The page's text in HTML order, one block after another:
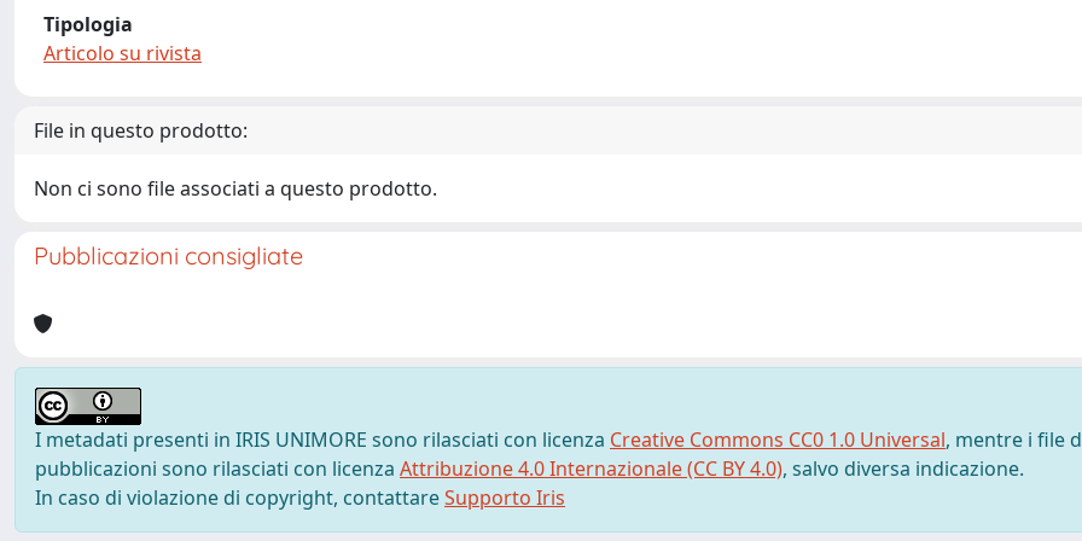
Tipologia
Articolo su rivista
File in questo prodotto:
Non ci sono file associati a questo prodotto.
Pubblicazioni consigliate
I metadati presenti in IRIS UNIMORE sono rilasciati con licenza Creative Commons CC0 1.0 Universal, mentre i file
pubblicazioni sono rilasciati con licenza Attribuzione 4.0 Internazionale (CC BY 4.0), salvo diversa indicazione.
In caso di violazione di copyright, contattareSupporto Iris